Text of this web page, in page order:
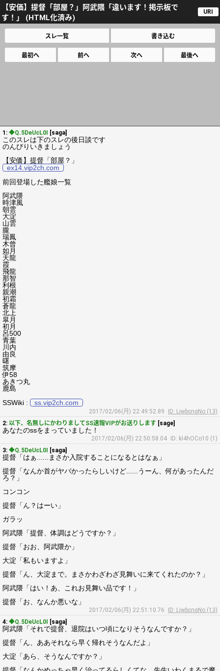
【安価】提督「部屋？」阿武隈「違います！掲示板で
す！」 (HTML化済み)
URI
スレ一覧 書き込む
最初へ 前へ 次へ 最後へ
1: ◆Q.5DeUcL0I [saga]
このスレは下のスレの後日談です
のんびりいきましょう
【安価】提督「部屋？」
ex14.vip2ch.com
前回登場した艦娘一覧
阿武隈
時津風
朝雲
大淀
山雲
朧
瑞鳳
木曾
如月
天龍
霞
飛龍
那智
利根
親潮
初霜
蒼龍
北上
皐月
初月
呂500
青葉
川内
由良
曙
筑摩
伊58
あきつ丸
鹿島
SSWiki :
ss.vip2ch.com
2017/02/06(月) 22:49:52.89
ID: LjwbcnqNo (13)
2: 以下、名無しにかわりましてSS速報VIPがお送りします [sage]
あなたのssをまっていました！
2017/02/06(月) 22:50:58.04
ID: kI4hOCo10 (1)
3: ◆Q.5DeUcL0I [saga]
提督「はぁ......まさか入院することになるとはなぁ」
提督「なんか首がヤバかったらしいけど......うーん、何があったんだ
ろ？」
コンコン
提督「ん？はーい」
ガラッ
阿武隈「提督、体調はどうですか？」
提督「おお、阿武隈か」
大淀「私もいますよ」
提督「ん、大淀まで。まさかわざわざ見舞いに来てくれたのか？」
阿武隈「はい！あ、これお見舞い品です！」
提督「お、なんか悪いな」
2017/02/06(月) 22:51:10.76
ID: LjwbcnqNo (13)
4: ◆Q.5DeUcL0I [saga]
阿武隈「それで提督、退院はいつ頃になりそうなんですか？」
提督「ん、ああそれなら早く帰れそうなんだよ」
大淀「あら、そうなんですか？」